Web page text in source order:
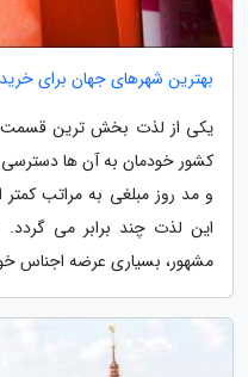
بهترین شهرهای جهان برای
یکی از لذت بخش ترین قسمت
کشور خودمان به آن ها دسترسی
و مد روز مبلغی به مراتب
این لذت چند برابر می گردد.
مشهور، بسیاری عرضه اجناس